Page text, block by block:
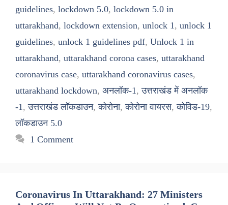
guidelines, lockdown 5.0, lockdown 5.0 in
uttarakhand, lockdown extension, unlock 1, unlock 1
guidelines, unlock 1 guidelines pdf, Unlock 1 in
uttarakhand, uttarakhand corona cases, uttarakhand
coronavirus case, uttarakhand coronavirus cases,
uttarakhand lockdown, अनलॉक-1,उत्तराखंड में अनलॉक
-1,उत्तराखंड लॉकडाउन,कोरोना,कोरोना वायरस,कोविड-19,
लॉकडाउन 5.0
1 Comment
Coronavirus In Uttarakhand: 27 Ministers